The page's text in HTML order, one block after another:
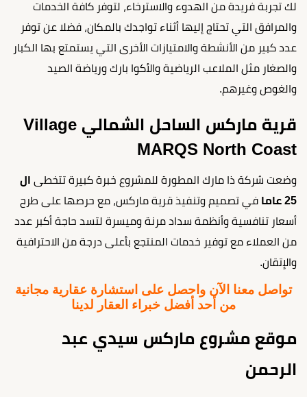
لك تجربة فريدة من الهدوء والاسترخاء، لتوفر كافة الخدمات
والمرافق التي تحتاج إليها أثناء تواجدك بالمكان، فضلا عن توفر
عدد كبير من الأنشطة والامتيازات الأخرى التي يستمتع بها الكبار
والصغار مثل الملاعب الرياضية والأكوا بارك ورياضة الصيد
والغوص وغيرهم.
قرية ماركس الساحل الشمالي Village
MARQS North Coast
وضعت شركة ذا مارك المطورة للمشروع خبرة كبيرة تتخطى ال
25 عاما
في تصميم وتنفيذ قرية ماركس، مع حرصها على طرح
أسعار تنافسية وأنظمة سداد مرنة وميسرة لتسد حاجة أكبر عدد
من العملاء مع توفير خدمات المنتجع بأعلى درجة من الاحترافية
والإتقان.
تواصل معنا الآن واحصل على استشارة عقارية مجانية
من أحد أفضل خبراء العقار لدينا
موقع مشروع ماركس سيدي عبد
الرحمن